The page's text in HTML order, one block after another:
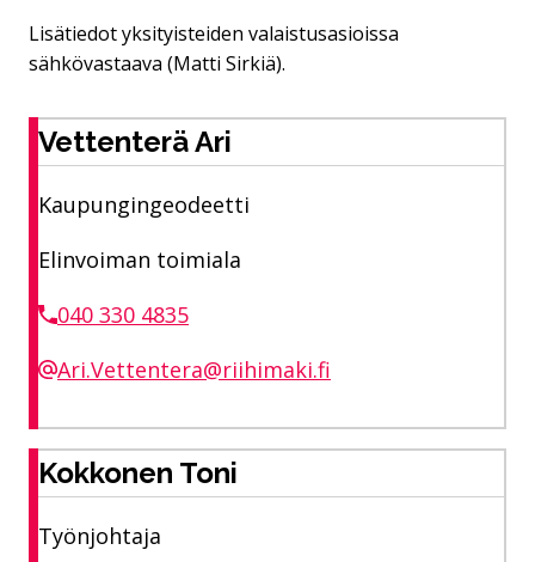
Lisätiedot yksityisteiden valaistusasioissa
sähkövastaava (Matti Sirkiä).
Vettenterä Ari
Kaupungingeodeetti
Elinvoiman toimiala
040 330 4835
Ari.Vettentera@riihimaki.fi
Kokkonen Toni
Työnjohtaja